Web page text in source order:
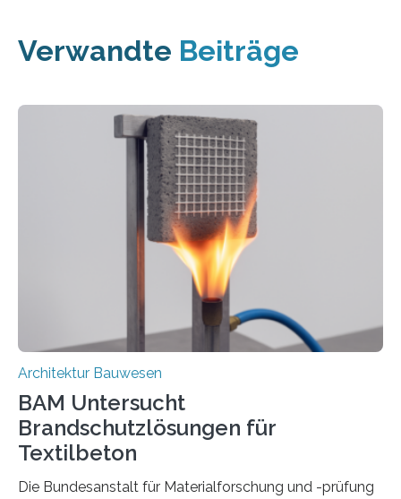
Verwandte Beiträge
Architektur Bauwesen
BAM Untersucht
Brandschutzlösungen für
Textilbeton
Die Bundesanstalt für Materialforschung und -prüfung